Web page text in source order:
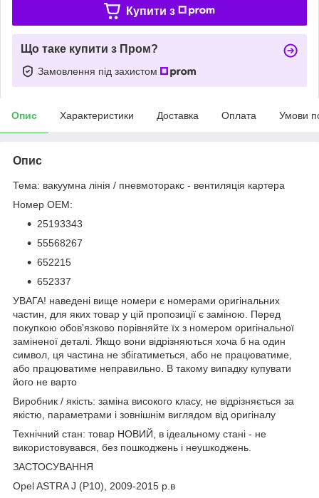
Купити з
Що таке купити з Пром?
Замовлення під захистом
Опис Характеристики Доставка Оплата Умови
Опис
Тема: вакуумна лінія / пневмоторакс - вентиляція картера
Номер OEM:
25193343
55568267
652215
652337
УВАГА! наведені вище номери є номерами оригінальних
частин, для яких товар у цій пропозиції є заміною. Перед
покупкою обов'язково порівняйте їх з номером оригінальної
заміненої деталі. Якщо вони відрізняються хоча б на один
символ, ця частина не збігатиметься, або не працюватиме,
або працюватиме неправильно. В такому випадку купувати
його не варто
Виробник / якість: заміна високого класу, не відрізняється за
якістю, параметрами і зовнішнім виглядом від оригіналу
Технічний стан: товар НОВИЙ, в ідеальному стані - не
використовувався, без пошкоджень і неушкоджень.
ЗАСТОСУВАННЯ
Opel ASTRA J (P10), 2009-2015 р.в